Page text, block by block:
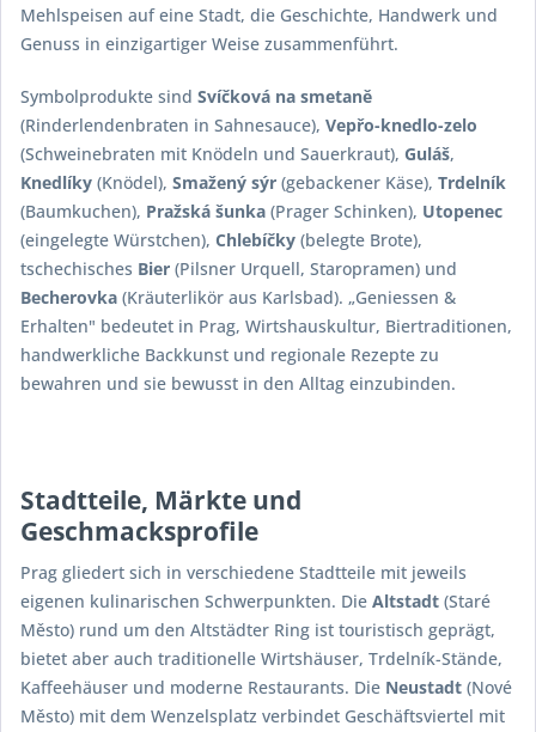
Mehlspeisen auf eine Stadt, die Geschichte, Handwerk und
Genuss in einzigartiger Weise zusammenführt.
Symbolprodukte sind Svíčková na smetaně
(Rinderlendenbraten in Sahnesauce), Vepřo-knedlo-zelo
(Schweinebraten mit Knödeln und Sauerkraut), Guláš,
Knedlíky (Knödel), Smažený sýr (gebackener Käse), Trdelník
(Baumkuchen), Pražská šunka (Prager Schinken), Utopenec
(eingelegte Würstchen), Chlebíčky (belegte Brote),
tschechisches Bier (Pilsner Urquell, Staropramen) und
Becherovka (Kräuterlikör aus Karlsbad). „Geniessen &
Erhalten" bedeutet in Prag, Wirtshauskultur, Biertraditionen,
handwerkliche Backkunst und regionale Rezepte zu
bewahren und sie bewusst in den Alltag einzubinden.
Stadtteile, Märkte und
Geschmacksprofile
Prag gliedert sich in verschiedene Stadtteile mit jeweils
eigenen kulinarischen Schwerpunkten. Die Altstadt (Staré
Město) rund um den Altstädter Ring ist touristisch geprägt,
bietet aber auch traditionelle Wirtshäuser, Trdelník-Stände,
Kaffeehäuser und moderne Restaurants. Die Neustadt (Nové
Město) mit dem Wenzelsplatz verbindet Geschäftsviertel mit